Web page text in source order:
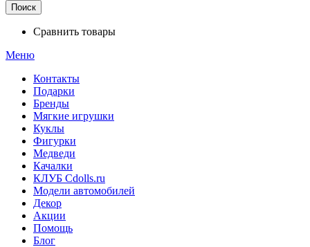
Поиск
Сравнить товары
Меню
Контакты
Подарки
Бренды
Мягкие игрушки
Куклы
Фигурки
Медведи
Качалки
КЛУБ Cdolls.ru
Модели автомобилей
Декор
Акции
Помощь
Блог